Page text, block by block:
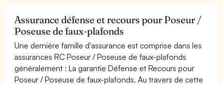
Assurance défense et recours pour Poseur /
Poseuse de faux-plafonds
Une dernière famille d'assurance est comprise dans les
assurances RC Poseur / Poseuse de faux-plafonds
généralement : La garantie Défense et Recours pour
Poseur / Poseuse de faux-plafonds. Au travers de cette